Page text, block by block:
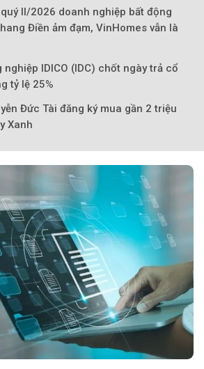
II/2026 doanh nghiệp bất động
Điền ảm đạm, VinHomes vẫn là
IDICO (IDC) chốt ngày trả cổ
tỷ lệ 25%
Đức Tài đăng ký mua gần 2 triệu
Xanh